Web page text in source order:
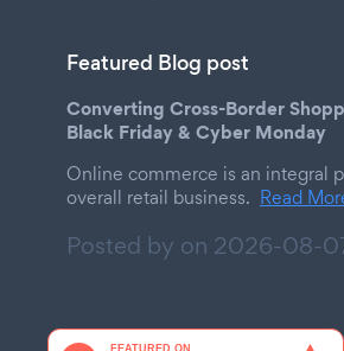
Featured Blog post
Converting Cross-Border
Black Friday & Cyber Monday
Online commerce is an integral
overall retail business. Read
Posted by on 2026-08-